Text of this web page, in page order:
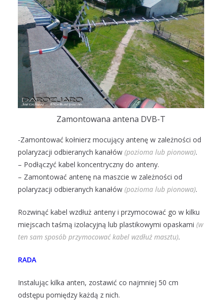
Zamontowana antena DVB-T
-Zamontować kołnierz mocujący antenę w zależności od
polaryzacji odbieranych kanałów (pozioma lub pionowa).
– Podłączyć kabel koncentryczny do anteny.
– Zamontować antenę na maszcie w zależności od
polaryzacji odbieranych kanałów (pozioma lub pionowa).
Rozwinąć kabel wzdłuż anteny i przymocować go w kilku
miejscach taśmą izolacyjną lub plastikowymi opaskami (w
ten sam sposób przymocować kabel wzdłuż masztu).
RADA
Instalując kilka anten, zostawić co najmniej 50 cm
odstępu pomiędzy każdą z nich.